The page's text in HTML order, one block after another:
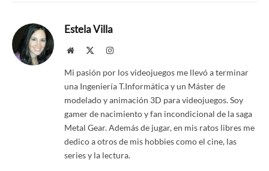
Estela Villa
Website Instagram
Mi pasión por los videojuegos me llevó a terminar
una Ingeniería T.Informática y un Máster de
modelado y animación 3D para videojuegos. Soy
gamer de nacimiento y fan incondicional de la saga
Metal Gear. Además de jugar, en mis ratos libres me
dedico a otros de mis hobbies como el cine, las
series y la lectura.